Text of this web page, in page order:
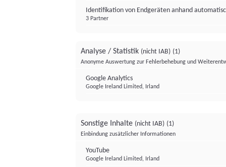
Identifikation von Endgeräten anhand
3 Partner
Analyse / Statistik (nicht IAB) (1)
Anonyme Auswertung zur Fehlerbehebung und
Google Analytics
Google Ireland Limited, Irland
Sonstige Inhalte (nicht IAB) (1)
Einbindung zusätzlicher Informationen
YouTube
Google Ireland Limited, Irland